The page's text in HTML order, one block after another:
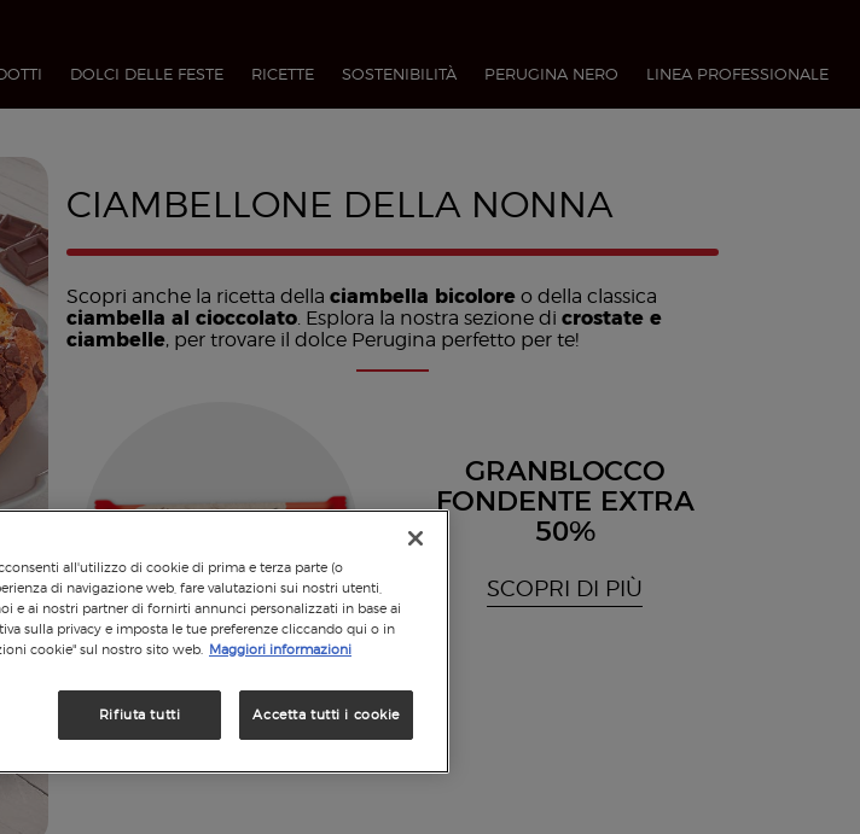
DOLCI DELLE FESTE RICETTE SOSTENIBILITÀ PERUGINA NERO LINEA PROFESSIONALE​
CIAMBELLONE DELLA NONNA
Scopri anche la ricetta della ciambella bicolore o della classica
ciambella al cioccolato. Esplora la nostra sezione di crostate e
ciambelle, per trovare il dolce Perugina perfetto per te!
GRANBLOCCO
FONDENTE EXTRA
50%
SCOPRI DI PIÙ
all'utilizzo di cookie di prima e terza parte (o
di navigazione web, fare valutazioni sui nostri utenti,
e ai nostri partner di fornirti annunci personalizzati in base ai
sulla privacy e imposta le tue preferenze cliccando qui o in
cookie" sul nostro sito web. Maggiori informazioni
Rifiuta tutti Accetta tutti i cookie